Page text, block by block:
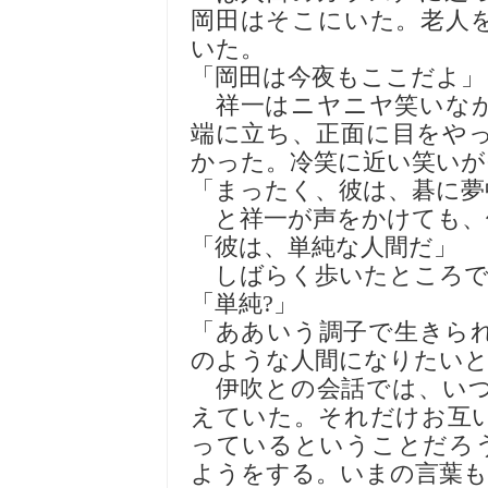
岡田はそこにいた。老人
いた。
「岡田は今夜もここだよ」
祥一はニヤニヤ笑いな
端に立ち、正面に目をや
かった。冷笑に近い笑い
「まったく、彼は、碁に
と祥一が声をかけても
「彼は、単純な人間だ」
しばらく歩いたところ
「単純?」
「ああいう調子で生き
のような人間になりたい
伊吹との会話では、い
えていた。それだけお互
っているということだろ
ようをする。いまの言葉